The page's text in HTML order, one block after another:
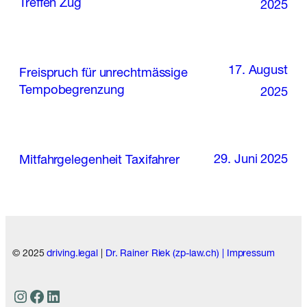
Treffen Zug 2025
Freispruch für unrechtmässige
Tempobegrenzung
17. August
2025
Mitfahrgelegenheit Taxifahrer 29. Juni 2025
© 2025driving.legal Dr. Rainer Riek (zp-law.ch) | Impressum
Instagram
Facebook
LinkedIn